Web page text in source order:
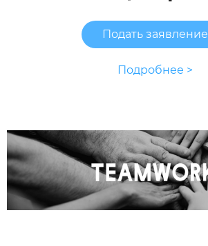
Подать заявление
Подробнее >